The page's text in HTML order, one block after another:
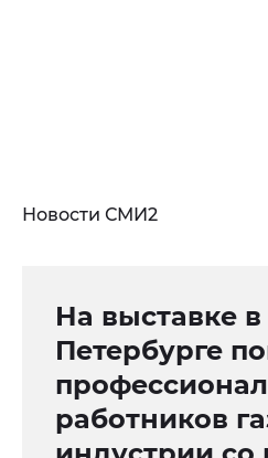
Новости СМИ2
На выставке в
Петербурге
работников